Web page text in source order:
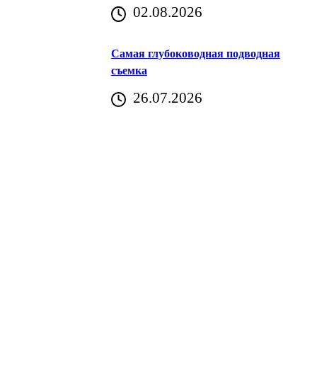
02.08.2026
Самая глубоководная подводная
съемка
26.07.2026